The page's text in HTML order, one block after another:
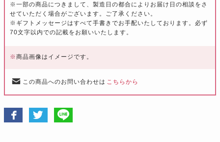
※一部の商品につきまして、製造日の都合によりお届け日の相談をさ
せていただく場合がございます。ご了承ください。
※ギフトメッセージはすべて手書きでお手配いたしております。必ず
70文字以内での記載をお願いいたします。
※商品画像はイメージです。
この商品へのお問い合わせは こちらから